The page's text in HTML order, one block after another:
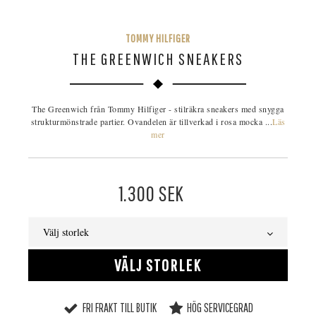
TOMMY HILFIGER
THE GREENWICH SNEAKERS
The Greenwich från Tommy Hilfiger - stilräkra sneakers med snygga
strukturmönstrade partier. Ovandelen är tillverkad i rosa mocka ...Läs
mer
1.300 SEK
Välj storlek
VÄLJ STORLEK
FRI FRAKT TILL BUTIK HÖG SERVICEGRAD